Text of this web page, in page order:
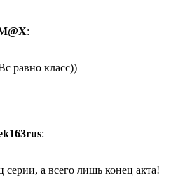
:
равно класс))
:
серии, а всего лишь конец акта!